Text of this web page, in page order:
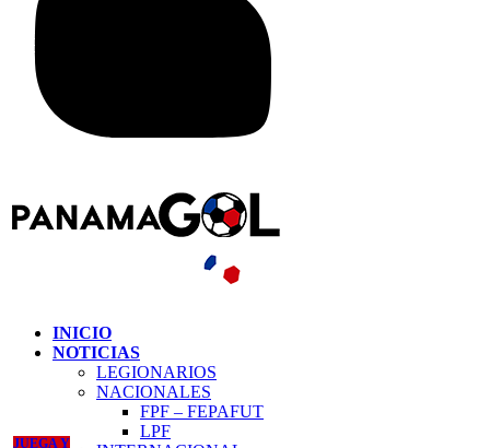
INICIO
NOTICIAS
LEGIONARIOS
NACIONALES
FPF – FEPAFUT
LPF
JUEGA Y